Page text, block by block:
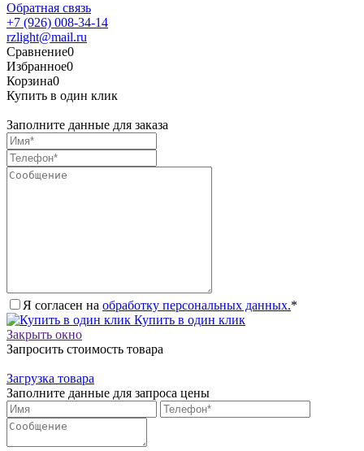
Обратная связь
+7 (926) 008-34-14
rzlight@mail.ru
Сравнение0
Избранное0
Корзина0
Купить в один клик
Заполните данные для заказа
Я согласен на обработку персональных данных.*
Купить в один клик
Закрыть окно
Запросить стоимость товара
Загрузка товара
Заполните данные для запроса цены